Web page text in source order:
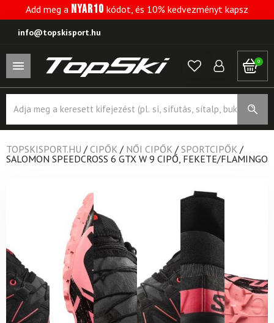
Add meg a NYAR10 kódot, és 10% kedvezményt kapsz
info@topskisport.hu
0
search
TOPSKISPORT.HU / CIPŐK / NŐI CIPŐK / SPORTCIPŐK /
SALOMON SPEEDCROSS 6 GTX W 9 CIPŐ, FEKETE/FLAMINGO